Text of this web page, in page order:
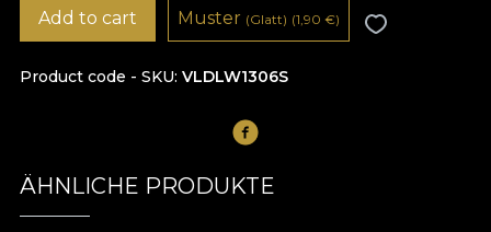
Product code - SKU VLDLW1306S
Add to cart Muster (Glatt) (1,90 €)
ÄHNLICHE PRODUKTE